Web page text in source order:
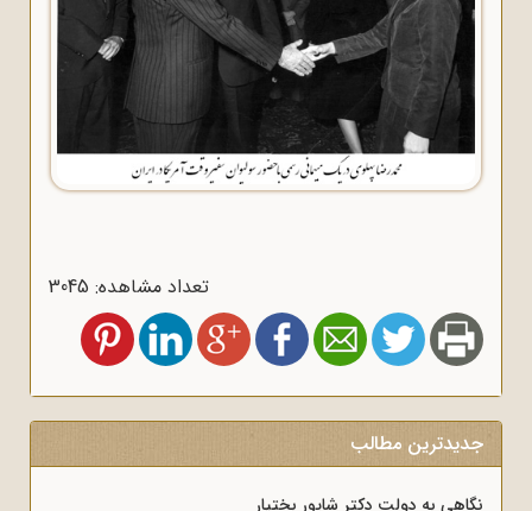
تعداد مشاهده: 3045
جدیدترین مطالب
نگاهی به دولت دکتر شاپور بختیار